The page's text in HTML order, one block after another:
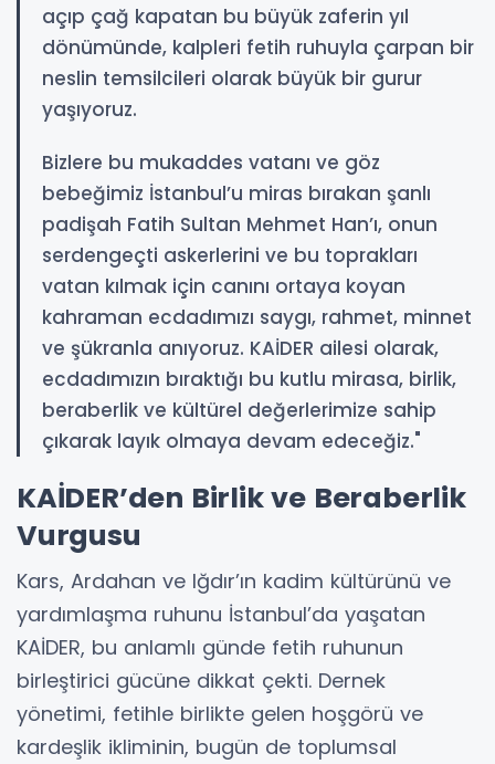
açıp çağ kapatan bu büyük zaferin yıl
dönümünde, kalpleri fetih ruhuyla çarpan bir
neslin temsilcileri olarak büyük bir gurur
yaşıyoruz.
Bizlere bu mukaddes vatanı ve göz
bebeğimiz İstanbul’u miras bırakan şanlı
padişah Fatih Sultan Mehmet Han’ı, onun
serdengeçti askerlerini ve bu toprakları
vatan kılmak için canını ortaya koyan
kahraman ecdadımızı saygı, rahmet, minnet
ve şükranla anıyoruz. KAİDER ailesi olarak,
ecdadımızın bıraktığı bu kutlu mirasa, birlik,
beraberlik ve kültürel değerlerimize sahip
çıkarak layık olmaya devam edeceğiz."
KAİDER’den Birlik ve Beraberlik
Vurgusu
Kars, Ardahan ve Iğdır’ın kadim kültürünü ve
yardımlaşma ruhunu İstanbul’da yaşatan
KAİDER, bu anlamlı günde fetih ruhunun
birleştirici gücüne dikkat çekti. Dernek
yönetimi, fetihle birlikte gelen hoşgörü ve
kardeşlik ikliminin, bugün de toplumsal